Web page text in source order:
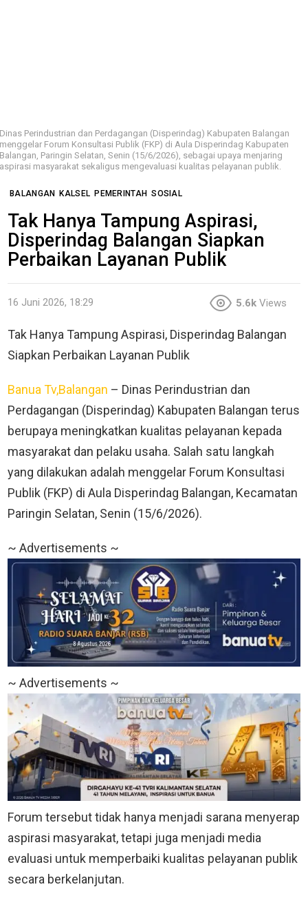
Dinas Perindustrian dan Perdagangan (Disperindag) Kabupaten Balangan
menggelar Forum Konsultasi Publik (FKP) di Aula Disperindag Kabupaten
Balangan, Paringin Selatan, Senin (15/6/2026), sebagai upaya menjaring
aspirasi masyarakat sekaligus mengevaluasi kualitas pelayanan publik.
BALANGAN KALSEL PEMERINTAH SOSIAL
Tak Hanya Tampung Aspirasi,
Disperindag Balangan Siapkan
Perbaikan Layanan Publik
16 Juni 2026, 18:29 5.6k Views
Tak Hanya Tampung Aspirasi, Disperindag Balangan
Siapkan Perbaikan Layanan Publik
Banua Tv,Balangan – Dinas Perindustrian dan
Perdagangan (Disperindag) Kabupaten Balangan terus
berupaya meningkatkan kualitas pelayanan kepada
masyarakat dan pelaku usaha. Salah satu langkah
yang dilakukan adalah menggelar Forum Konsultasi
Publik (FKP) di Aula Disperindag Balangan, Kecamatan
Paringin Selatan, Senin (15/6/2026).
~ Advertisements ~
~ Advertisements ~
Forum tersebut tidak hanya menjadi sarana menyerap
aspirasi masyarakat, tetapi juga menjadi media
evaluasi untuk memperbaiki kualitas pelayanan publik
secara berkelanjutan.